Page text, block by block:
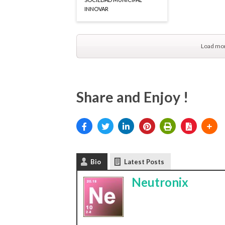
INNOVAR
Load
Share and Enjoy !
Bio Latest Posts
Neutronix